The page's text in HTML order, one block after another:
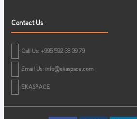
Contact Us
Call Us: +995 592 38 39 79
Email Us: info@ekaspace.com
EKASPACE